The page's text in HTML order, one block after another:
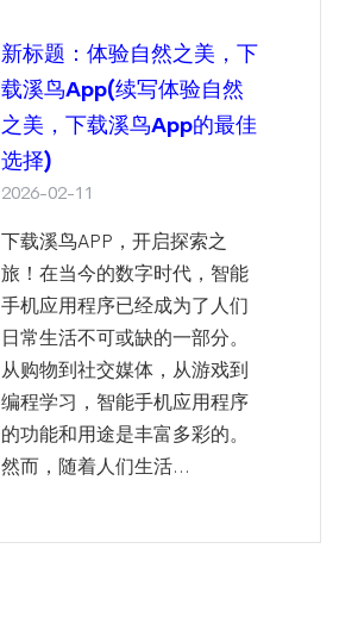
新标题：体验自然之美，下
载溪鸟app(续写体验自然
之美，下载溪鸟app的最佳
选择)
2026-02-11
下载溪鸟APP，开启探索之
旅！在当今的数字时代，智能
手机应用程序已经成为了人们
日常生活不可或缺的一部分。
从购物到社交媒体，从游戏到
编程学习，智能手机应用程序
的功能和用途是丰富多彩的。
然而，随着人们生活...